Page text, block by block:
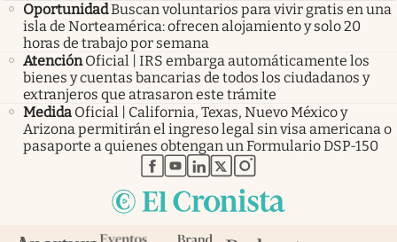
OportunidadBuscan voluntarios para vivir gratis en una
isla de Norteamérica: ofrecen alojamiento y solo 20
horas de trabajo por semana
Atención Oficial | IRS embarga automáticamente los
bienes y cuentas bancarias de todos los ciudadanos y
extranjeros que atrasaron este trámite
Medida Oficial | California, Texas, Nuevo México y
Arizona permitirán el ingreso legal sin visa americana o
pasaporte a quienes obtengan un Formulario DSP-150
abre en nueva pestaña
abre en nueva pestaña
abre en nueva pestaña
abre en nueva pestaña
abre en nueva pestaña